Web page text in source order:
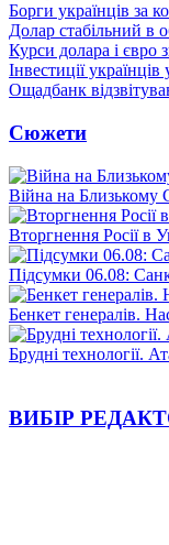
Борги українців за
Долар стабільний в
Курси долара і євро
Інвестиції
Ощадбанк
Сюжети
Війна на Близькому
Вторгнення Росії в
Підсумки 06.08:
Бенкет генералів.
Брудні технології.
ВИБІР